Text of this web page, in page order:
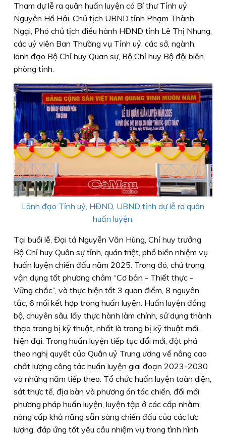
Tham dự lễ ra quân huấn luyện có Bí thư Tỉnh uỷ
Nguyễn Hồ Hải, Chủ tịch UBND tỉnh Phạm Thành
Ngại, Phó chủ tịch điều hành HĐND tỉnh Lê Thị Nhung,
các uỷ viên Ban Thường vụ Tỉnh uỷ, các sở, ngành,
lãnh đạo Bộ Chỉ huy Quan sự, Bộ Chỉ huy Bộ đội biên
phòng tỉnh.
Lãnh đạo Tỉnh uỷ, HĐND, UBND tỉnh dự lễ ra quân
huấn luyện.
Tại buổi lễ, Đại tá Nguyễn Văn Hùng, Chỉ huy trưởng
Bộ Chỉ huy Quân sự tỉnh, quán triệt, phổ biến nhiệm vụ
huấn luyện chiến đấu năm 2025. Trong đó, chú trọng
vận dụng tốt phương châm “Cơ bản - Thiết thực -
Vững chắc”, và thực hiện tốt 3 quan điểm, 8 nguyên
tắc, 6 mối kết hợp trong huấn luyện. Huấn luyện đồng
bộ, chuyên sâu, lấy thực hành làm chính, sử dụng thành
thạo trang bị kỹ thuật, nhất là trang bị kỹ thuật mới,
hiện đại. Trong huấn luyện tiếp tục đổi mới, đột phá
theo nghị quyết của Quân uỷ Trung ương về nâng cao
chất lượng công tác huấn luyện giai đoạn 2023-2030
và những năm tiếp theo. Tổ chức huấn luyện toàn diện,
sát thực tế, địa bàn và phương án tác chiến, đổi mới
phương pháp huấn luyện, luyện tập ở các cấp nhằm
nâng cấp khả năng sẵn sàng chiến đấu của các lực
lượng, đáp ứng tốt yêu cầu nhiệm vụ trong tình hình